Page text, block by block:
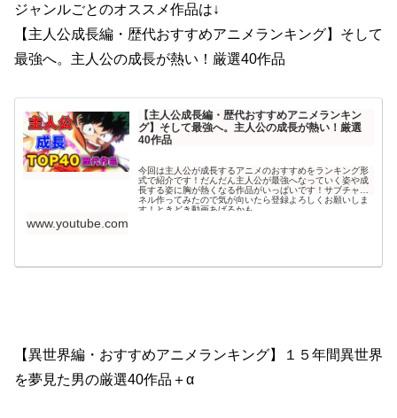
ジャンルごとのオススメ作品は↓
【主人公成長編・歴代おすすめアニメランキング】そして
最強へ。主人公の成長が熱い！厳選40作品
【主人公成長編・歴代おすすめアニメランキン
グ】そして最強へ。主人公の成長が熱い！厳選
40作品
今回は主人公が成長するアニメのおすすめをランキング形
式で紹介です！だんだん主人公が最強へなっていく姿や成
長する姿に胸が熱くなる作品がいっぱいです！サブチャン
ネル作ってみたので気が向いたら登録よろしくお願いしま
す！ときどき動画あげるかも
www.youtube.com
【異世界編・おすすめアニメランキング】１５年間異世界
を夢見た男の厳選40作品＋α